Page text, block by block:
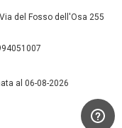
del Fosso dell'Osa 255
al 06-08-2026